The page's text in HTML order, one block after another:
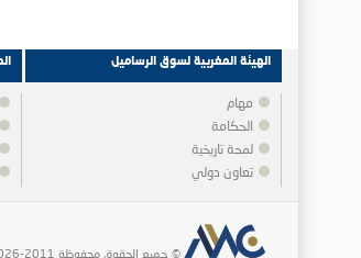
الهيئة المغربية لسوق الرساميل
مهام
الحكامة
لمحة تاريخية
تعاون دولي
© جميع الحقوق